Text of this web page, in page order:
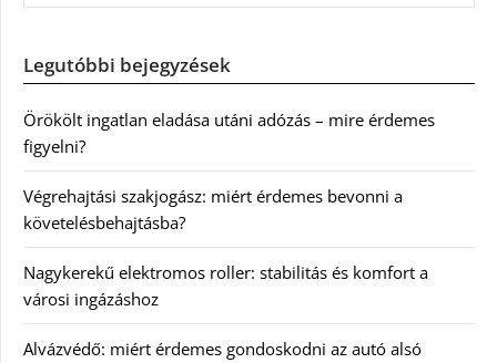
Legutóbbi bejegyzések
Örökölt ingatlan eladása utáni adózás – mire érdemes
figyelni?
Végrehajtási szakjogász: miért érdemes bevonni a
követelésbehajtásba?
Nagykerekű elektromos roller: stabilitás és komfort a
városi ingázáshoz
Alvázvédő: miért érdemes gondoskodni az autó alsó